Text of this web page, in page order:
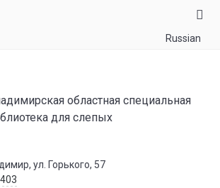
Russian
областная специальная
для слепых
ул. Горького, 57